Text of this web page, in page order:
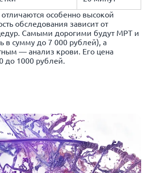
особенно высокой
обследования зависит от
Самыми дорогими будут МРТ и
в сумму до 7 000 рублей), а
— анализ крови. Его цена
до 1000 рублей.